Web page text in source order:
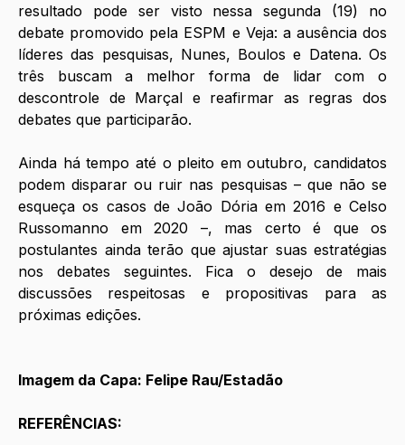
resultado pode ser visto nessa segunda (19) no
debate promovido pela ESPM e Veja: a ausência dos
líderes das pesquisas, Nunes, Boulos e Datena. Os
três buscam a melhor forma de lidar com o
descontrole de Marçal e reafirmar as regras dos
debates que participarão.
Ainda há tempo até o pleito em outubro, candidatos
podem disparar ou ruir nas pesquisas – que não se
esqueça os casos de João Dória em 2016 e Celso
Russomanno em 2020 –, mas certo é que os
postulantes ainda terão que ajustar suas estratégias
nos debates seguintes. Fica o desejo de mais
discussões respeitosas e propositivas para as
próximas edições.
Imagem da Capa: Felipe Rau/Estadão
REFERÊNCIAS: